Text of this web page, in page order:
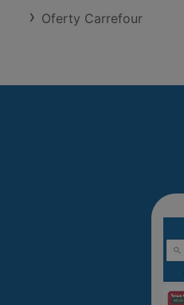
Oferty Carrefour